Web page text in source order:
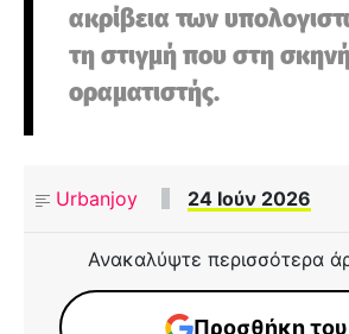
ακρίβεια των
τη στιγμή που στη
οραματιστής.
Urbanjoy 24 Ιούν 2026
Ανακαλύψτε περισσότερα
Προσθήκη